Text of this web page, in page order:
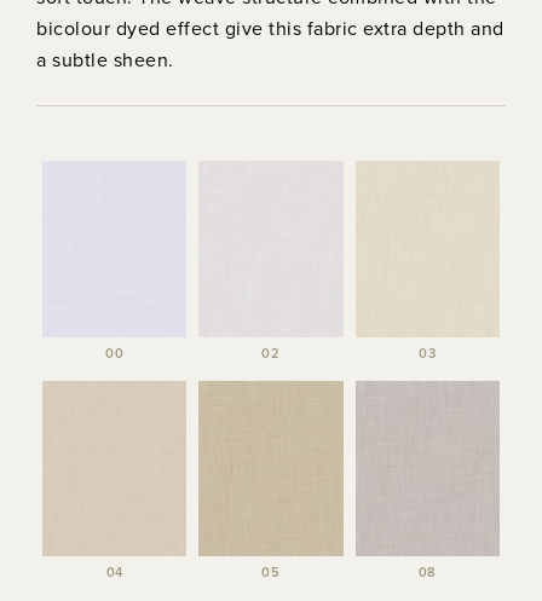
bicolour dyed effect give this fabric extra depth and
a subtle sheen.
00 02 03
04 05 08